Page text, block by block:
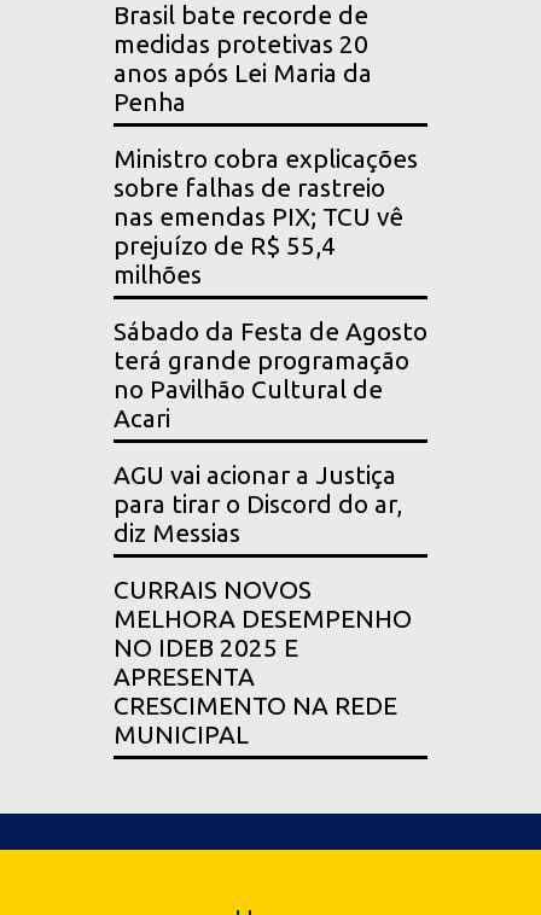
Brasil bate recorde de
medidas protetivas 20
anos após Lei Maria da
Penha
Ministro cobra explicações
sobre falhas de rastreio
nas emendas PIX; TCU vê
prejuízo de R$ 55,4
milhões
Sábado da Festa de Agosto
terá grande programação
no Pavilhão Cultural de
Acari
AGU vai acionar a Justiça
para tirar o Discord do ar,
diz Messias
CURRAIS NOVOS
MELHORA DESEMPENHO
NO IDEB 2025 E
APRESENTA
CRESCIMENTO NA REDE
MUNICIPAL